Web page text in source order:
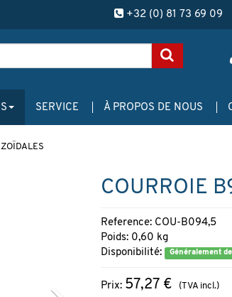
+32 (0) 81 73 69 09
SERVICE À PROPOS DE NOUS
COURROIE
Reference: COU-B094,5
Poids: 0,60 kg
Disponibilité:
Généralement
Prix: 57,27 €
(TVA incl.)